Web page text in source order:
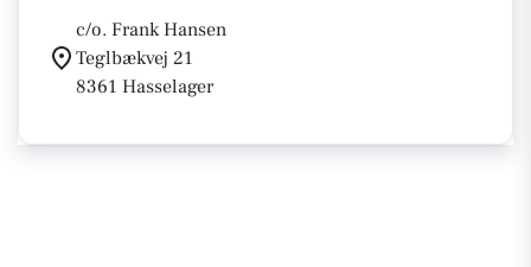
c/o. Frank Hansen
Teglbækvej 21
8361 Hasselager